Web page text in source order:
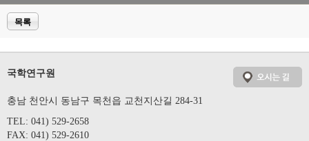
목록
국학연구원
충남 천안시 동남구 목천읍 교천지산길 284-31
TEL: 041) 529-2658
FAX: 041) 529-2610